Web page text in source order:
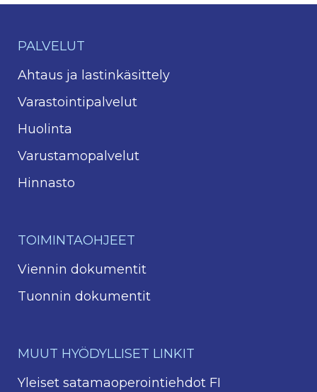
PALVELUT
Ahtaus ja lastinkäsittely
Varastointipalvelut
Huolinta
Varustamopalvelut
Hinnasto
TOIMINTAOHJEET
Viennin dokumentit
Tuonnin dokumentit
MUUT HYÖDYLLISET LINKIT
Yleiset satamaoperointiehdot FI